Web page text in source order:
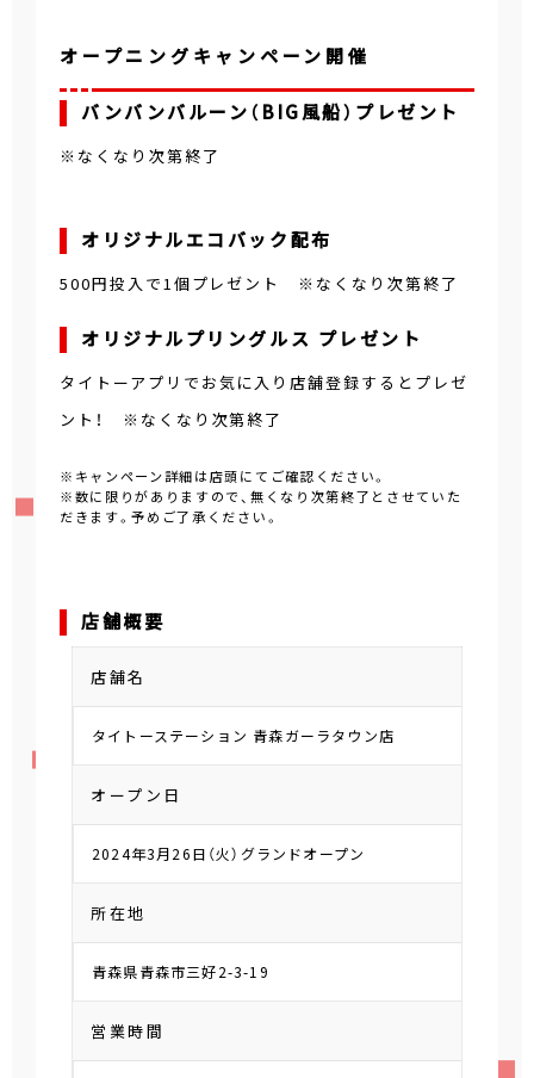
オープニングキャンペーン開催
バンバンバルーン（BIG風船）プレゼント
※なくなり次第終了
オリジナルエコバック配布
500円投入で1個プレゼント ※なくなり次第終了
オリジナルプリングルス プレゼント
タイトーアプリでお気に入り店舗登録するとプレゼ
ント！ ※なくなり次第終了
※キャンペーン詳細は店頭にてご確認ください。
※数に限りがありますので、無くなり次第終了とさせていた
だきます。予めご了承ください。
店舗概要
店舗名
タイトーステーション 青森ガーラタウン店
オープン日
2024年3月26日（火）グランドオープン
所在地
青森県青森市三好2-3-19
営業時間